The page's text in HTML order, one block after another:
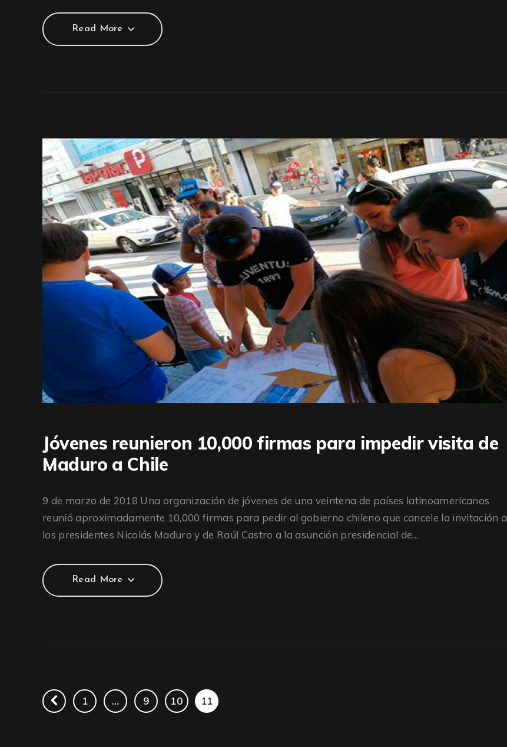
Read More
Jóvenes reunieron 10,000 firmas para impedir visita de
Maduro a Chile
9 de marzo de 2018 Una organización de jóvenes de una veintena de países latinoamericanos
reunió aproximadamente 10,000 firmas para pedir al gobierno chileno que cancele la invitación a
los presidentes Nicolás Maduro y de Raúl Castro a la asunción presidencial de…
Read More
1 … 9 10 11